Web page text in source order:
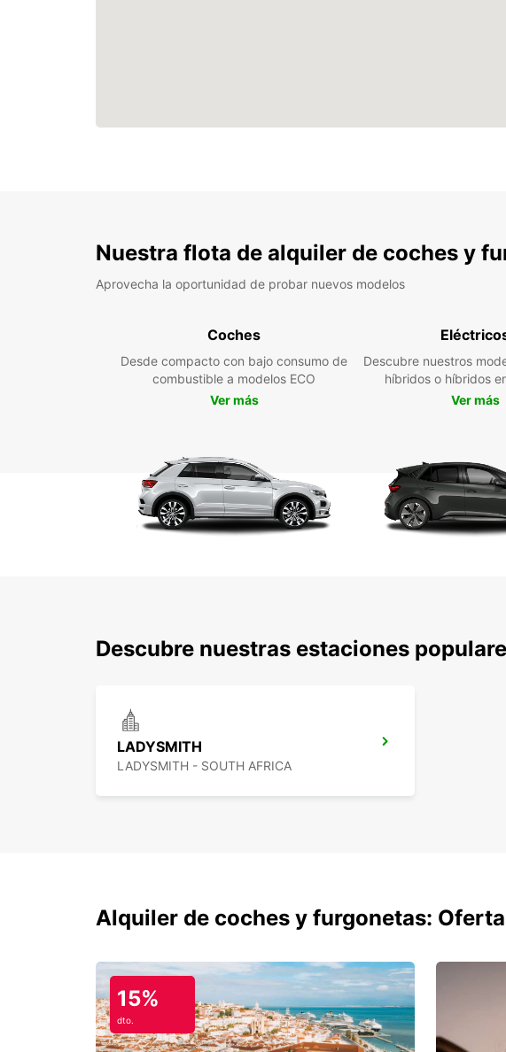
Nuestra flota de alquiler de coches y
Aprovecha la oportunidad de probar nuevos modelos
Coches
Desde compacto con bajo consumo de
combustible a modelos ECO
Ver más
Descubre nuestros
híbridos o híbridos
Ver más
Descubre nuestras estaciones
LADYSMITH
LADYSMITH - SOUTH AFRICA
Alquiler de coches y furgonetas:
15%
dto.